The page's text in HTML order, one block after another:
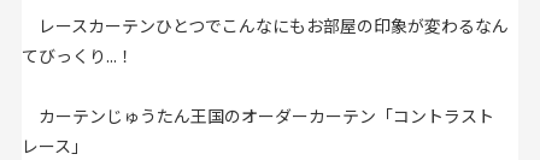
レースカーテンひとつでこんなにもお部屋の印象が変わるなん
てびっくり...！
カーテンじゅうたん王国のオーダーカーテン「コントラスト
レース」